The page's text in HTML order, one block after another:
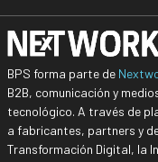
BPS forma parte de
B2B, comunicación y
tecnológico. A través de
a fabricantes, partners y
Transformación Digital, la